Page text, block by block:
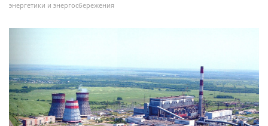
энергетики и энергосбережения